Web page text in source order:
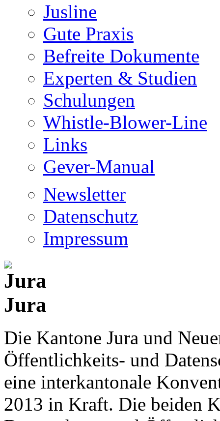
Jusline
Gute Praxis
Befreite Dokumente
Experten & Studien
Schulungen
Whistle-Blower-Line
Links
Gever-Manual
Newsletter
Datenschutz
Impressum
Jura
Die Kantone Jura und
Öffentlichkeits- und
eine interkantonale
2013 in Kraft. Die beiden